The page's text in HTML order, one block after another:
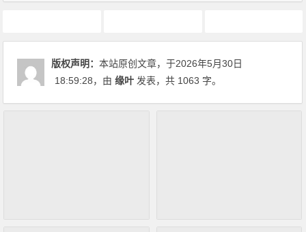
版权声明：本站原创文章，于2026年5月30日
18:59:28，由缘叶 发表，共 1063 字。